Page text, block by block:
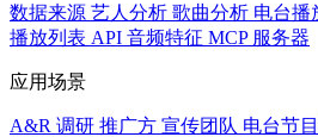
数据来源 艺人分析 歌曲分析 电台播
播放列表 API 音频特征 MCP 服务器
应用场景
A&R 调研 推广方 宣传团队 电台节